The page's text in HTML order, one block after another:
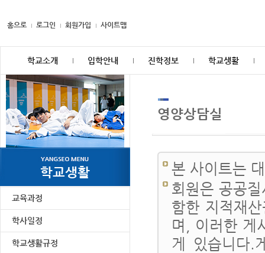
홈으로 로그인 회원가입 사이트맵
학교소개 입학안내 진학정보 학교생활
학교생활
교육과정
학사일정
학교생활규정
영양상담실
본 사이트는
회원은 공공
함한 지적재
며, 이러한 게
게 있습니다.